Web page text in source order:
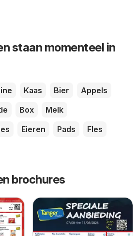
staan momenteel in
Kaas Bier
Appels
Box
Melk
Eieren Pads
Fles
brochures